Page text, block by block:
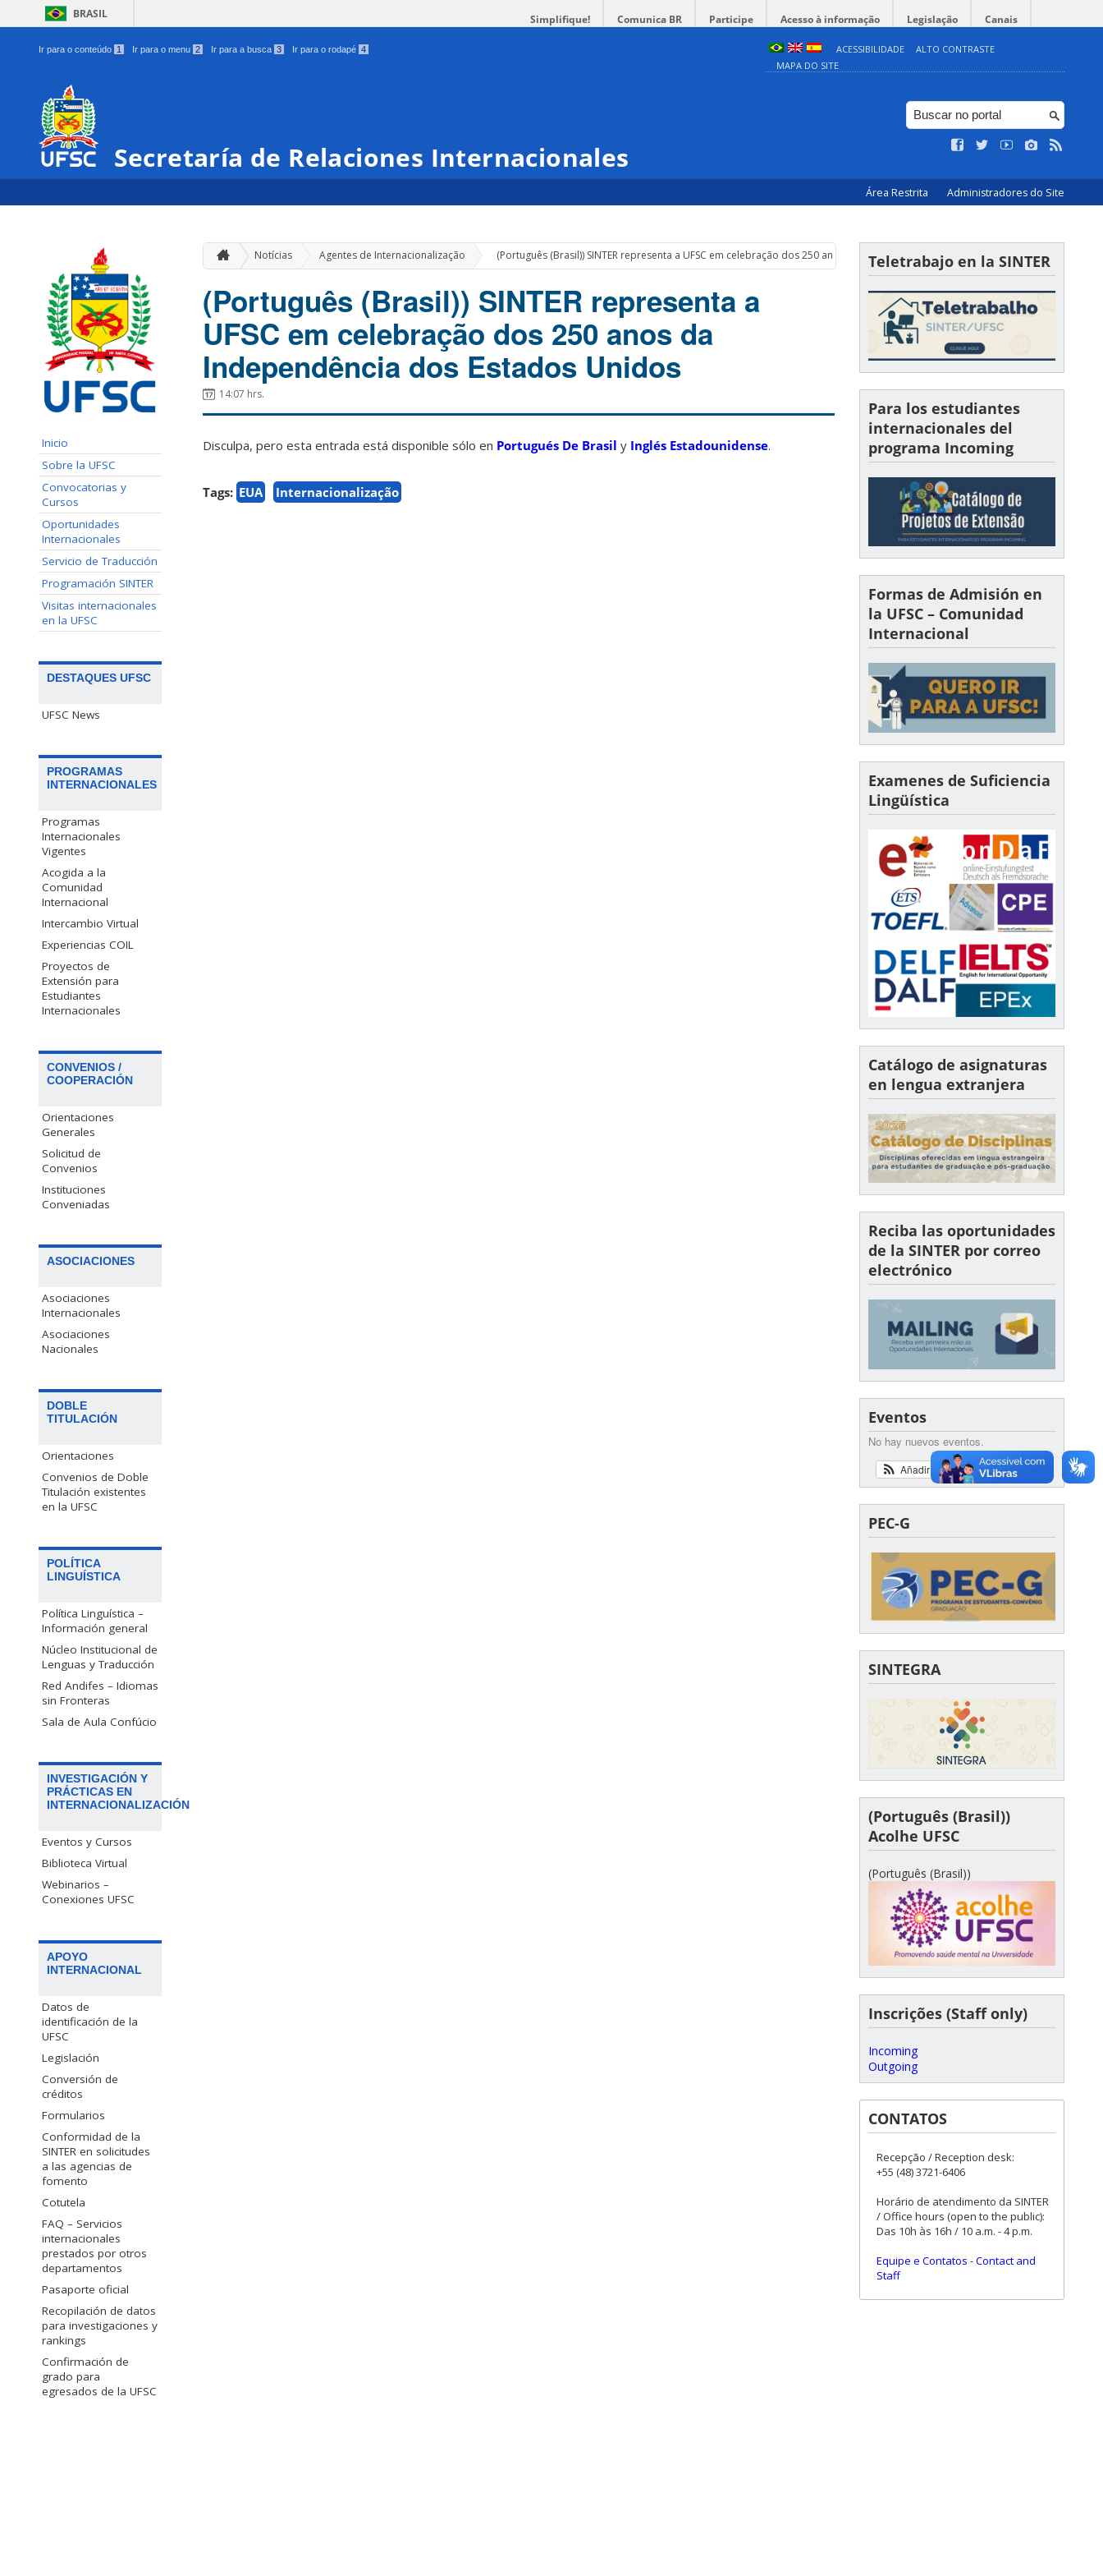
BRASIL Simplifique! Comunica BR Participe Acesso à informação Legislação Canais
Ir para o conteúdo 1 Ir para o menu 2 Ir para a busca 3 Ir para o rodapé 4 ACESSIBILIDADE
ALTO CONTRASTE
MAPA DO SITE
Secretaría de Relaciones Internacionales
Área Restrita Administradores do Site
Inicio
Sobre la UFSC
Convocatorias y
Cursos
Oportunidades
Internacionales
Servicio de Traducción
Programación SINTER
Visitas internacionales
en la UFSC
DESTAQUES UFSC
UFSC News
PROGRAMAS
INTERNACIONALES
Programas
Internacionales
Vigentes
Acogida a la
Comunidad
Internacional
Intercambio Virtual
Experiencias COIL
Proyectos de
Extensión para
Estudiantes
Internacionales
CONVENIOS /
COOPERACIÓN
Orientaciones
Generales
Solicitud de
Convenios
Instituciones
Conveniadas
ASOCIACIONES
Asociaciones
Internacionales
Asociaciones
Nacionales
DOBLE
TITULACIÓN
Orientaciones
Convenios de Doble
Titulación existentes
en la UFSC
POLÍTICA
LINGUÍSTICA
Política Linguística –
Información general
Núcleo Institucional de
Lenguas y Traducción
Red Andifes – Idiomas
sin Fronteras
Sala de Aula Confúcio
INVESTIGACIÓN Y
PRÁCTICAS EN
INTERNACIONALIZACIÓN
Eventos y Cursos
Biblioteca Virtual
Webinarios –
Conexiones UFSC
APOYO
INTERNACIONAL
Datos de
identificación de la
UFSC
Legislación
Conversión de
créditos
Formularios
Conformidad de la
SINTER en solicitudes
a las agencias de
fomento
Cotutela
FAQ – Servicios
internacionales
prestados por otros
departamentos
Pasaporte oficial
Recopilación de datos
para investigaciones y
rankings
Confirmación de
grado para
egresados de la UFSC
Notícias Agentes de Internacionalização » (Português (Brasil)) SINTER representa a UFSC em celebração dos 250 anos da Independência dos Estados Unidos
(Português (Brasil)) SINTER representa a
UFSC em celebração dos 250 anos da
Independência dos Estados Unidos
14:07 hrs.
Disculpa, pero esta entrada está disponible sólo en Portugués De Brasil y Inglés Estadounidense.
Tags: EUA Internacionalização
Teletrabajo en la SINTER
Para los estudiantes
internacionales del
programa Incoming
Formas de Admisión en
la UFSC – Comunidad
Internacional
Examenes de Suficiencia
Lingüística
Catálogo de asignaturas
en lengua extranjera
Reciba las oportunidades
de la SINTER por correo
electrónico
Eventos
No hay nuevos eventos.
Ver Calendario
Añadir
PEC-G
SINTEGRA
(Português (Brasil))
Acolhe UFSC
(Português (Brasil))
Inscrições (Staff only)
Incoming
Outgoing
CONTATOS
Recepção / Reception desk:
+55 (48) 3721-6406
Horário de atendimento da SINTER
/ Office hours (open to the public):
Das 10h às 16h / 10 a.m. - 4 p.m.
Equipe e Contatos -Contact and
Staff